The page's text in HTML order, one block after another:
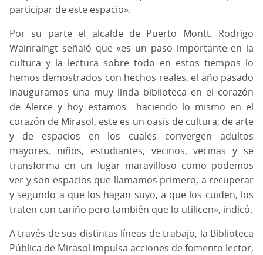
participar de este espacio».
Por su parte el alcalde de Puerto Montt, Rodrigo
Wainraihgt señaló que «es un paso importante en la
cultura y la lectura sobre todo en estos tiempos lo
hemos demostrados con hechos reales, el año pasado
inauguramos una muy linda biblioteca en el corazón
de Alerce y hoy estamos haciendo lo mismo en el
corazón de Mirasol, este es un oasis de cultura, de arte
y de espacios en los cuales convergen adultos
mayores, niños, estudiantes, vecinos, vecinas y se
transforma en un lugar maravilloso como podemos
ver y son espacios que llamamos primero, a recuperar
y segundo a que los hagan suyo, a que los cuiden, los
traten con cariño pero también que lo utilicen», indicó.
A través de sus distintas líneas de trabajo, la Biblioteca
Pública de Mirasol impulsa acciones de fomento lector,